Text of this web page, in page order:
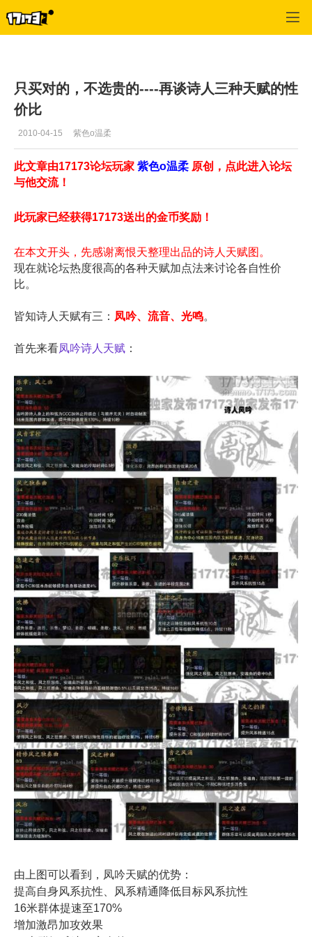
只买对的，不选贵的----再谈诗人三种天赋的性
价比
2010-04-15 紫色o温柔
此文章由17173论坛玩家 紫色o温柔 原创，点此进入论坛
与他交流！
此玩家已经获得17173送出的金币奖励！
在本文开头，先感谢离恨天整理出品的诗人天赋图。
现在就论坛热度很高的各种天赋加点法来讨论各自性价
比。
皆知诗人天赋有三： 凤吟、流音、光鸣。
首先来看凤吟诗人天赋 ：
由上图可以看到，凤吟天赋的优势：
提高自身风系抗性、风系精通降低目标风系抗性
16米群体提速至170%
增加激昂加攻效果